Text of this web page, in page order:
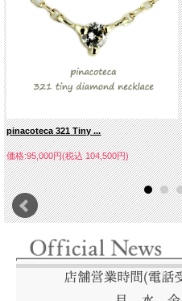
pinacoteca 321 Tiny ...
価格:95,000円(税込 104,500円)